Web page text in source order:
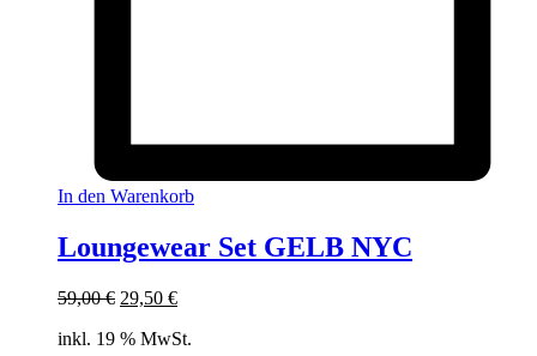
In den Warenkorb
Loungewear Set GELB NYC
59,00€ Ursprünglicher
war:
29,50 €Aktueller
ist:
inkl. 19 % MwSt.